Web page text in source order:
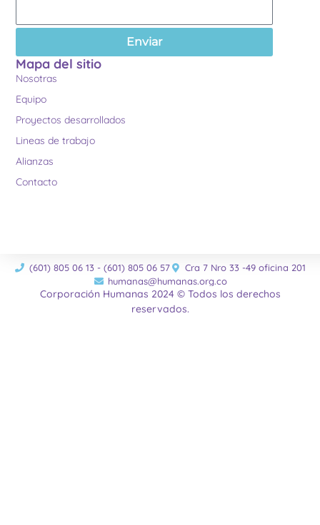
Enviar
Mapa del sitio
Nosotras
Equipo
Proyectos desarrollados
Lineas de trabajo
Alianzas
Contacto
(601) 805 06 13 - (601) 805 06 57
Cra 7 Nro 33 -49 oficina 201
humanas@humanas.org.co
Corporación Humanas 2024 © Todos los derechos
reservados.